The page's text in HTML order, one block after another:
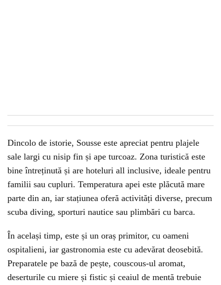
Dincolo de istorie, Sousse este apreciat pentru plajele
sale largi cu nisip fin și ape turcoaz. Zona turistică este
bine întreținută și are hoteluri all inclusive, ideale pentru
familii sau cupluri. Temperatura apei este plăcută mare
parte din an, iar stațiunea oferă activități diverse, precum
scuba diving, sporturi nautice sau plimbări cu barca.
În același timp, este și un oraș primitor, cu oameni
ospitalieni, iar gastronomia este cu adevărat deosebită.
Preparatele pe bază de pește, couscous-ul aromat,
deserturile cu miere și fistic și ceaiul de mentă trebuie